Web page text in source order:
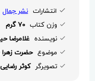
انتشارات نشر جمال
وزن کتاب 70 گرم
نویسنده غلامرضا
موضوع حضرت
تصویرگر کوثر رضایی